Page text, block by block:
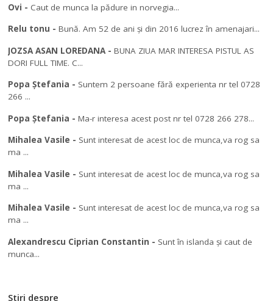
Ovi - Caut de munca la pădure in norvegia...
Relu tonu -Bună. Am 52 de ani și din 2016 lucrez în amenajari...
JOZSA ASAN LOREDANA-BUNA ZIUA MAR INTERESA PISTUL AS
DORI FULL TIME. C...
Popa Ștefania - Suntem 2 persoane fără experienta nr tel 0728
266 ...
Popa Ștefania -Ma-r interesa acest post nr tel 0728 266 278...
Mihalea Vasile - Sunt interesat de acest loc de munca,va rog sa
ma ...
Mihalea Vasile - Sunt interesat de acest loc de munca,va rog sa
ma ...
Mihalea Vasile - Sunt interesat de acest loc de munca,va rog sa
ma ...
Alexandrescu Ciprian Constantin - Sunt în islanda și caut de
munca...
Stiri despre